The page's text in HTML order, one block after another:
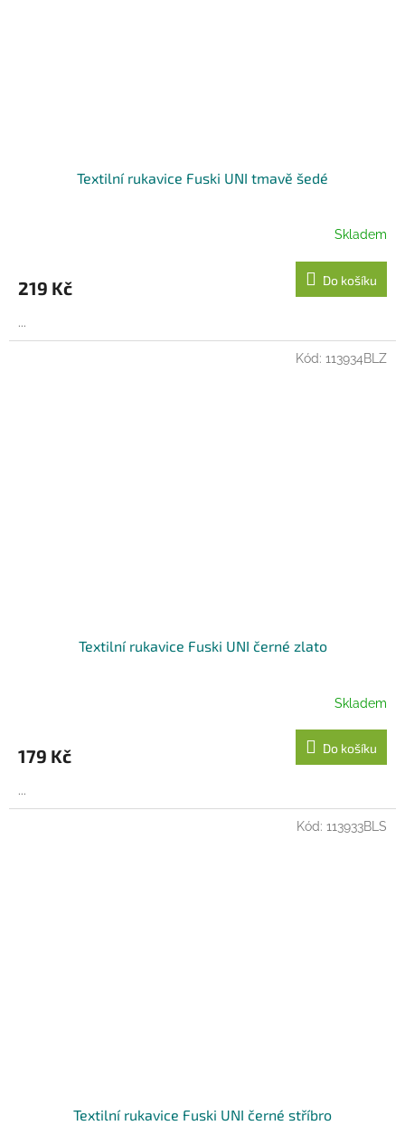
Textilní rukavice Fuski UNI tmavě šedé
Skladem
219 Kč Do košíku
...
Textilní rukavice Fuski UNI černé zlato
Skladem
179 Kč Do košíku
...
Kód: 113934BLZ
Textilní rukavice Fuski UNI černé stříbro
Kód: 113933BLS